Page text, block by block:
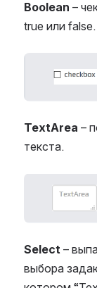
Boolean –
true или false.
TextArea –
текста.
Select –
выбора